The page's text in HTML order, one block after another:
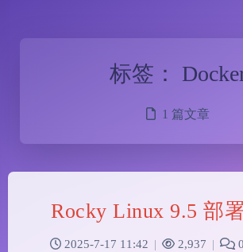
标签：
1 篇文章
Rocky Linux 9.5 部
2025-7-17 11:42 | 2,937 | 0